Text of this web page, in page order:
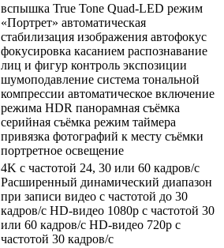
вспышка True Tone Quad-LED режим
«Портрет» автоматическая
стабилизация изображения автофокус
фокусировка касанием распознавание
лиц и фигур контроль экспозиции
шумоподавление система тональной
компрессии автоматическое включение
режима HDR панорамная съёмка
серийная съëмка режим таймера
привязка фотографий к месту съёмки
портретное освещение
4K с частотой 24, 30 или 60 кадров/ с
Расширенный динамический диапазон
при записи видео с частотой до 30
кадров/ с HD-видео 1080p с частотой 30
или 60 кадров/ с HD-видео 720p с
частотой 30 кадров/ с